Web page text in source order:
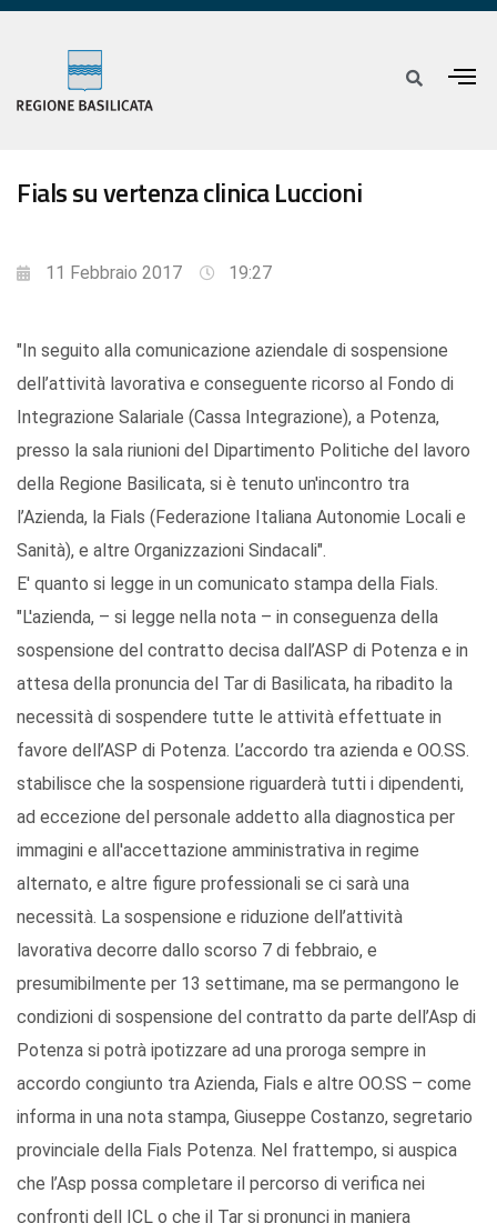
Fials su vertenza clinica Luccioni
11 Febbraio 2017 19:27
"In seguito alla comunicazione aziendale di sospensione
dell’attività lavorativa e conseguente ricorso al Fondo di
Integrazione Salariale (Cassa Integrazione), a Potenza,
presso la sala riunioni del Dipartimento Politiche del lavoro
della Regione Basilicata, si è tenuto un'incontro tra
l’Azienda, la Fials (Federazione Italiana Autonomie Locali e
Sanità), e altre Organizzazioni Sindacali".
E' quanto si legge in un comunicato stampa della Fials.
"L'azienda, – si legge nella nota – in conseguenza della
sospensione del contratto decisa dall’ASP di Potenza e in
attesa della pronuncia del Tar di Basilicata, ha ribadito la
necessità di sospendere tutte le attività effettuate in
favore dell’ASP di Potenza. L’accordo tra azienda e OO.SS.
stabilisce che la sospensione riguarderà tutti i dipendenti,
ad eccezione del personale addetto alla diagnostica per
immagini e all'accettazione amministrativa in regime
alternato, e altre figure professionali se ci sarà una
necessità. La sospensione e riduzione dell’attività
lavorativa decorre dallo scorso 7 di febbraio, e
presumibilmente per 13 settimane, ma se permangono le
condizioni di sospensione del contratto da parte dell’Asp di
Potenza si potrà ipotizzare ad una proroga sempre in
accordo congiunto tra Azienda, Fials e altre OO.SS – come
informa in una nota stampa, Giuseppe Costanzo, segretario
provinciale della Fials Potenza. Nel frattempo, si auspica
che l’Asp possa completare il percorso di verifica nei
confronti dell ICL o che il Tar si pronunci in maniera